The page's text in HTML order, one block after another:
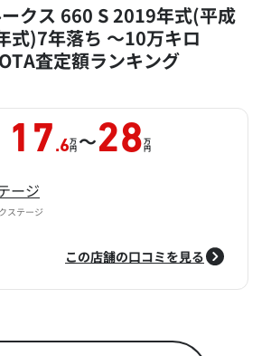
クス 660 S 2019年式(平成
式)7年落ち ～10万キロ
査定額ランキング
17 .6万
円 ～28万
円
ージ
ステージ
この店舗の口コミを見る